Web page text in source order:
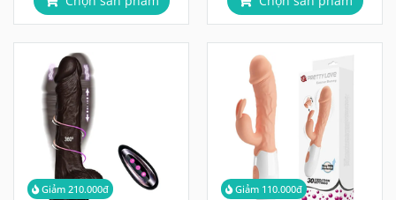
Giảm 210.000đ Giảm 110.000đ